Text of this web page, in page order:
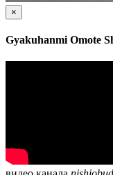
×
Gyakuhanmi Omote